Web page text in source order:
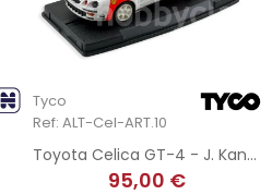
Tyco
Ref: ALT-Cel-ART.10
Toyota Celica GT-4 - J. Kankkunen - Rallye El Corte Inglés 1997 - Hand-Painted
95,00 €